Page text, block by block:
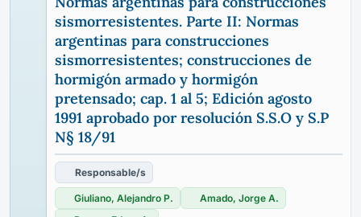
sismorresistentes. Parte II: Normas
argentinas para construcciones
sismorresistentes; construcciones de
hormigón armado y hormigón
pretensado; cap. 1 al 5; Edición agosto
1991 aprobado por resolución S.S.O y S.P
N§ 18/91
Responsable/s
Giuliano, Alejandro P.
Amado, Jorge A.